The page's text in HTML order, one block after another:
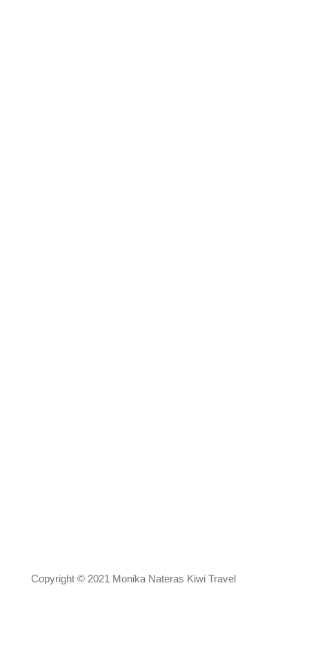
Copyright © 2021 Monika Nateras Kiwi Travel